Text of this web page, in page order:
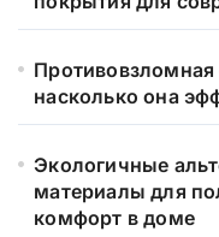
насколько она
Экологичные
материалы для
комфорт в доме